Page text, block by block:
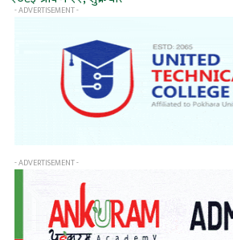
- ADVERTISEMENT -
- ADVERTISEMENT -